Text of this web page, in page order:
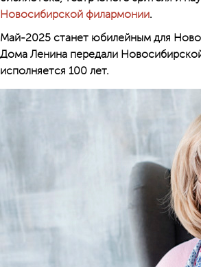
Новосибирской филармонии.
Май-2025 станет юбилейным для
Дома Ленина передали
исполняется 100 лет.